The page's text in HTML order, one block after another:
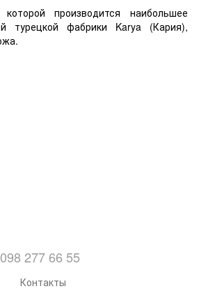
производится наибольшее
турецкой фабрики Karya (Кария),
098 277 66 55
Контакты